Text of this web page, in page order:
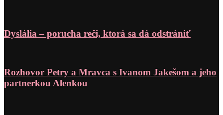
Dyslália – porucha reči, ktorá sa dá odstrániť
Rozhovor Petry a Mravca s Ivanom Jakešom a jeho
partnerkou Alenkou